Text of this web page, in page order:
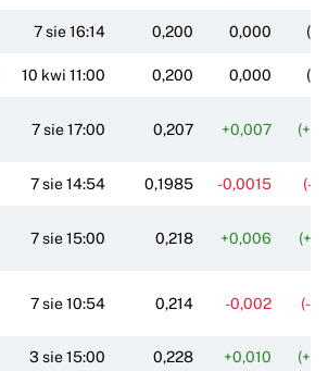
7 sie 16:14 0,200 0,000
10 kwi 11:00 0,200 0,000
7 sie 17:00 0,207 +0,007
7 sie 14:54 0,1985 -0,0015 (-
7 sie 15:00 0,218 +0,006
7 sie 10:54 0,214 -0,002 (-
3 sie 15:00 0,228 +0,010